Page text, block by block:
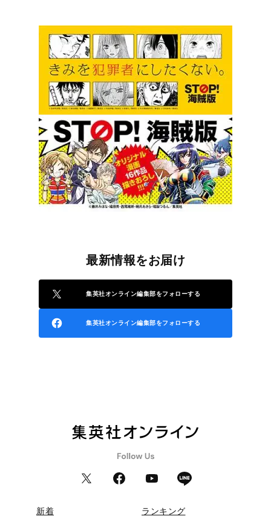
最新情報をお届け
集英社オンライン編集部をフォローする
集英社オンライン編集部をフォローする
新着 ランキング